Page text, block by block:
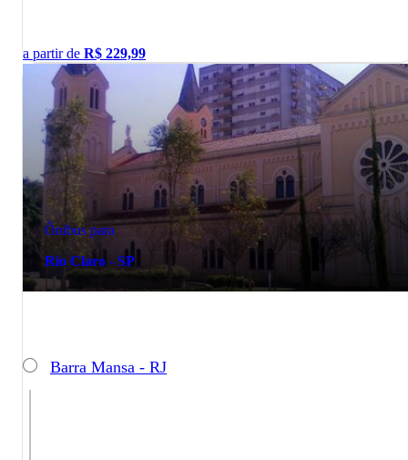
a partir de R$ 229,99
Ônibus para
Rio Claro - SP
Barra Mansa - RJ